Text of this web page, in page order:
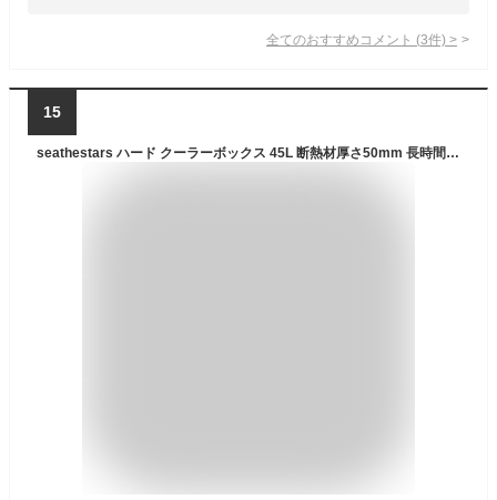
全てのおすすめコメント (3件) >
15
seathestars ハード クーラーボックス 45L 断熱材厚さ50mm 長時間保冷 大容量 大型 タフ 高い気密性 タフ クーラーBOX (ベージュ)